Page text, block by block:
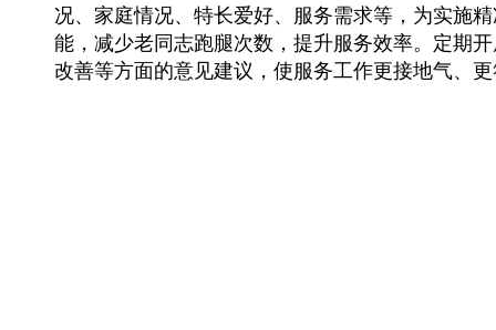
况、家庭情况、特长爱好、服务需求等，为实施
能，减少老同志跑腿次数，提升服务效率。定期
改善等方面的意见建议，使服务工作更接地气、